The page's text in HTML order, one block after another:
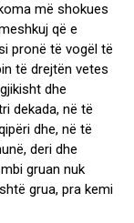
më shokues
që e
pronë të vogël të
të drejtën vetes
dhe
dekada, në të
dhe, në të
deri dhe
gruan nuk
grua, pra kemi